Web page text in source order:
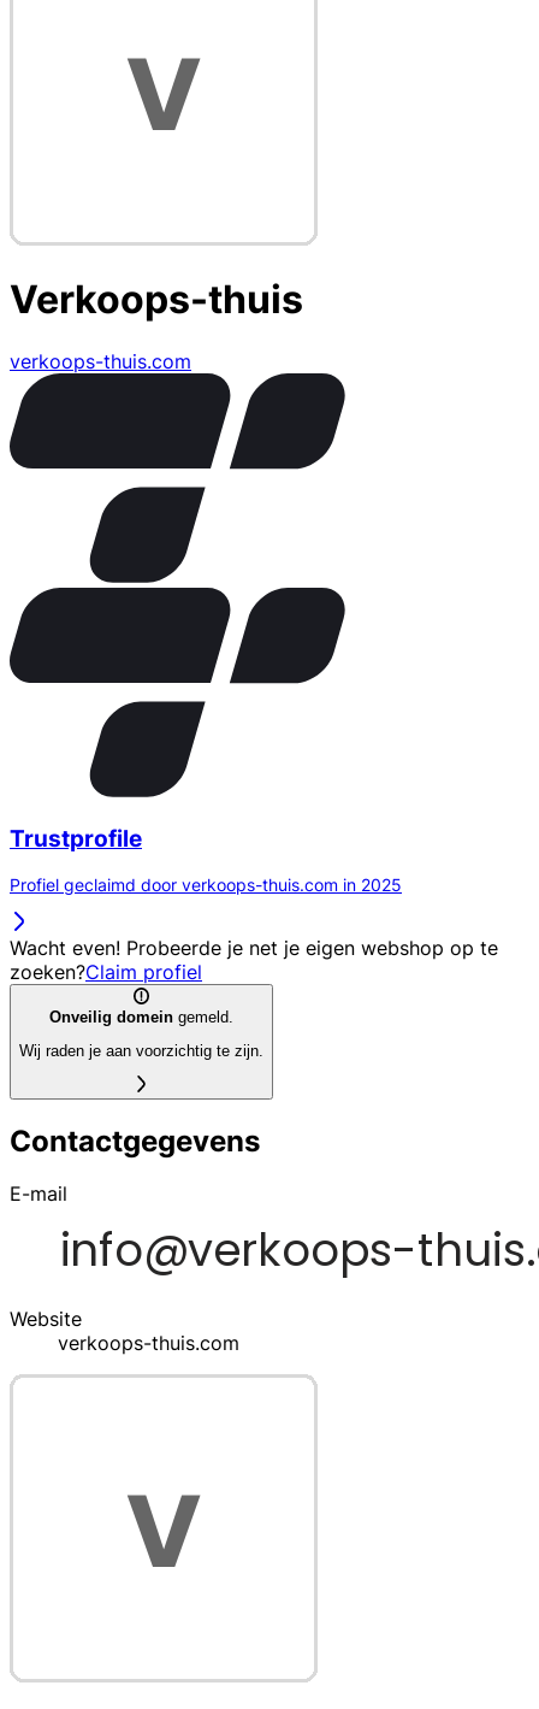
Verkoops-thuis
verkoops-thuis.com
Trustprofile
Profiel geclaimd door verkoops-thuis.com in 2025
Wacht even! Probeerde je net je eigen webshop op te
zoeken?Claim profiel
Onveilig domein gemeld.
Wij raden je aan voorzichtig te zijn.
Contactgegevens
E-mail
Website
verkoops-thuis.com